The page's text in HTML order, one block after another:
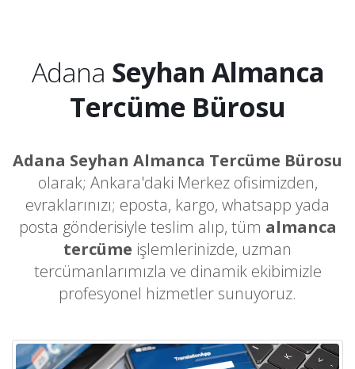
Adana Seyhan Almanca
Tercüme Bürosu
Adana Seyhan Almanca Tercüme Bürosu
olarak; Ankara'daki Merkez ofisimizden,
evraklarınızı; eposta, kargo, whatsapp yada
posta gönderisiyle teslim alıp, tüm almanca
tercüme işlemlerinizde, uzman
tercümanlarımızla ve dinamik ekibimizle
profesyonel hizmetler sunuyoruz.